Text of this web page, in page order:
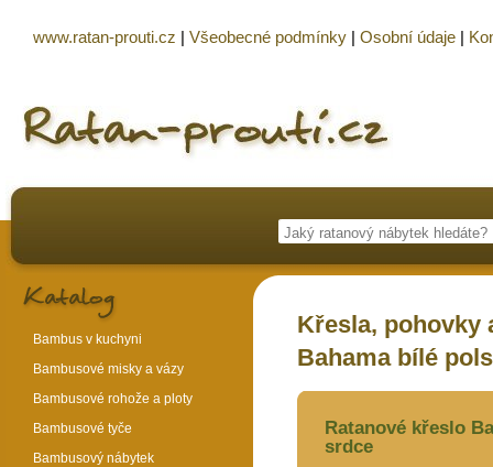
Křesla, pohovky
Bahama bílé
Ratanové křeslo
srdce
Bambus v kuchyni
Bambusové misky a vázy
Bambusové rohože a ploty
Bambusové tyče
Bambusový nábytek
www.ratan-prouti.cz | Všeobecné podmínky | Osobní údaje |